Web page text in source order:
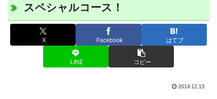
スペシャルコース！
X Facebook はてブ
LINE コピー
2014.12.13